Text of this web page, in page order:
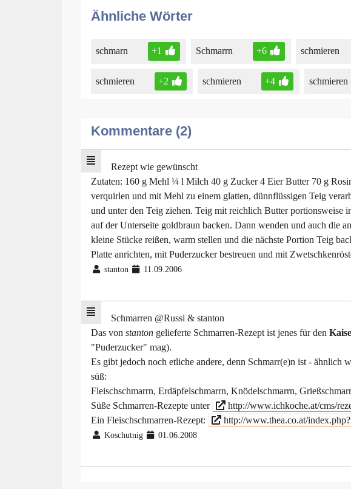
Ähnliche Wörter
schmarn +1 Schmarrn +6 schmieren
schmieren +2 schmieren +4 schmieren
Kommentare (2)
Rezept wie gewünscht
Zutaten: 160 g Mehl ¼ l Milch 40 g Zucker 4 Eier Butter 70 g
verquirlen und mit Mehl zu einem glatten, dünnflüssigen Teig
und unter den Teig ziehen. Teig mit reichlich Butter portionsweise
auf der Unterseite goldbraun backen. Dann wenden und auch die
kleine Stücke reißen, warm stellen und die nächste Portion Teig
Platte anrichten, mit Puderzucker bestreuen und mit
stanton 11.09.2006
Schmarren @Russi & stanton
Das von stanton gelieferte Schmarren-Rezept ist jenes für den
"Puderzucker" mag).
Es gibt jedoch noch etliche andere, denn Schmarr(e)n ist - ähnlich
süß:
Fleischschmarrn, Erdäpfelschmarrn, Knödelschmarrn,
Süße Schmarren-Rezepte unter
http://www.ichkoche.at/cms/
Ein Fleischschmarren-Rezept:
http://www.thea.co.at/
Koschutnig 01.06.2008